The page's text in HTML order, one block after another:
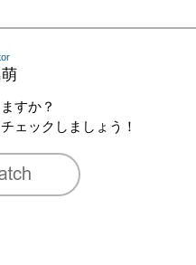
すか？
ェックしましょう！